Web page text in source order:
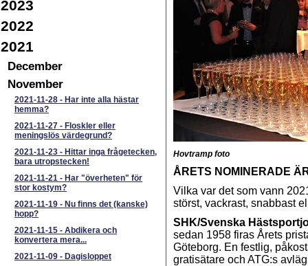
2023
2022
2021
December
November
2021-11-28 - Har inte alla hästar
hemma?
2021-11-27 - Floskler eller
meningslös värdegrund?
2021-11-23 - Hittar inga frågetecken,
bara utropstecken!
2021-11-21 - Har "överheten" för
stor kostym?
2021-11-19 - Nu finns det (kanske)
hopp?
2021-11-15 - Abdikera och
konvertera mera...
2021-11-09 - Dagisloppet
Hovtramp foto
ÅRETS NOMINERADE
Vilka var det som vann
störst, vackrast, snabbast
SHK/Svenska
sedan 1958 firas Årets
Göteborg. En festlig,
gratisätare och ATG:s